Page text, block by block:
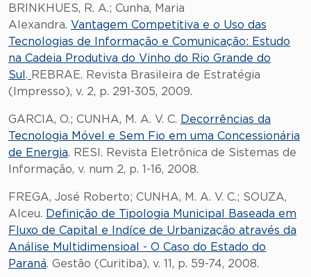
BRINKHUES, R. A.; Cunha, Maria
Alexandra. Vantagem Competitiva e o Uso das
Tecnologias de Informação e Comunicação: Estudo
na Cadeia Produtiva do Vinho do Rio Grande do
Sul . REBRAE. Revista Brasileira de Estratégia
(Impresso), v. 2, p. 291-305, 2009.
GARCIA, O.; CUNHA, M. A. V. C. Decorrências da
Tecnologia Móvel e Sem Fio em uma Concessionária
de Energia. RESI. Revista Eletrônica de Sistemas de
Informação, v. num 2, p. 1-16, 2008.
FREGA, José Roberto; CUNHA, M. A. V. C.; SOUZA,
Alceu. Definição de Tipologia Municipal Baseada em
Fluxo de Capital e Indíce de Urbanização através da
Análise Multidimensioal - O Caso do Estado do
Paraná. Gestão (Curitiba), v. 11, p. 59-74, 2008.